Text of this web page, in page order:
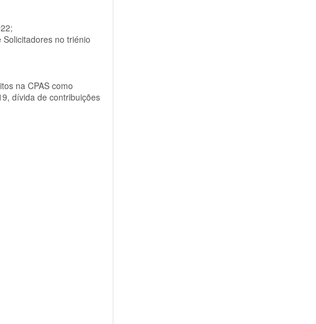
no triénio
na CPAS como
dívida de contribuições